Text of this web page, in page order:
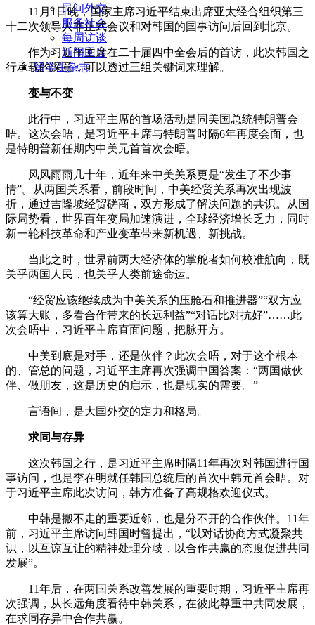
民间外交
服务社会
每周访谈
新闻回音
留学生杂志
11月1日晚，国家主席习近平结束出席亚太经合组织第三
十二次领导人非正式会议和对韩国的国事访问后回到北京。
作为习近平主席在二十届四中全会后的首访，此次韩国之
行承载的深意，可以透过三组关键词来理解。
变与不变
此行中，习近平主席的首场活动是同美国总统特朗普会
晤。这次会晤，是习近平主席与特朗普时隔6年再度会面，也
是特朗普新任期内中美元首首次会晤。
风风雨雨几十年，近年来中美关系更是“发生了不少事
情”。从两国关系看，前段时间，中美经贸关系再次出现波
折，通过吉隆坡经贸磋商，双方形成了解决问题的共识。从国
际局势看，世界百年变局加速演进，全球经济增长乏力，同时
新一轮科技革命和产业变革带来新机遇、新挑战。
当此之时，世界前两大经济体的掌舵者如何校准航向，既
关乎两国人民，也关乎人类前途命运。
“经贸应该继续成为中美关系的压舱石和推进器”“双方应
该算大账，多看合作带来的长远利益”“对话比对抗好”……此
次会晤中，习近平主席直面问题，把脉开方。
中美到底是对手，还是伙伴？此次会晤，对于这个根本
的、管总的问题，习近平主席再次强调中国答案：“两国做伙
伴、做朋友，这是历史的启示，也是现实的需要。”
言语间，是大国外交的定力和格局。
求同与存异
这次韩国之行，是习近平主席时隔11年再次对韩国进行国
事访问，也是李在明就任韩国总统后的首次中韩元首会晤。对
于习近平主席此次访问，韩方准备了高规格欢迎仪式。
中韩是搬不走的重要近邻，也是分不开的合作伙伴。11年
前，习近平主席访问韩国时曾提出，“以对话协商方式凝聚共
识，以互谅互让的精神处理分歧，以合作共赢的态度促进共同
发展”。
11年后，在两国关系改善发展的重要时期，习近平主席再
次强调，从长远角度看待中韩关系，在彼此尊重中共同发展，
在求同存异中合作共赢。